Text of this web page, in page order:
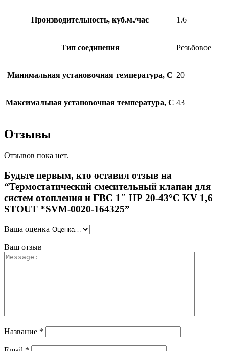
Производительность, куб.м./час 1.6
Тип соединения Резьбовое
Минимальная установочная температура, C 20
Максимальная установочная температура, C 43
Отзывы
Отзывов пока нет.
Будьте первым, кто оставил отзыв на
“Термостатический смесительный клапан для
систем отопления и ГВС 1″ НР 20-43°С KV 1,6
STOUT *SVM-0020-164325”
Ваша оценка
Ваш отзыв
Название *